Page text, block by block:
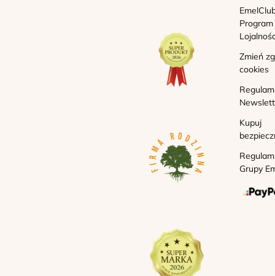
Program
Zmień
cookies
Kupuj
Grupy